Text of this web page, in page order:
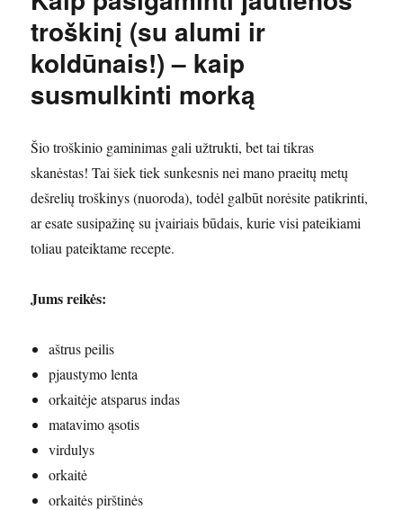
troškinį (su alumi ir
koldūnais!) – kaip
susmulkinti morką
Šio troškinio gaminimas gali užtrukti, bet tai tikras
skanėstas! Tai šiek tiek sunkesnis nei mano praeitų metų
dešrelių troškinys (nuoroda), todėl galbūt norėsite patikrinti,
ar esate susipažinę su įvairiais būdais, kurie visi pateikiami
toliau pateiktame recepte.
Jums reikės:
aštrus peilis
pjaustymo lenta
orkaitėje atsparus indas
matavimo ąsotis
virdulys
orkaitė
orkaitės pirštinės